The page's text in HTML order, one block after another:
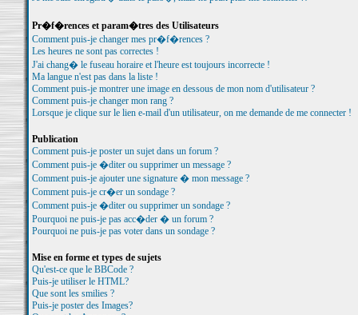
Pr�f�rences et param�tres des Utilisateurs
Comment puis-je changer mes pr�f�rences ?
Les heures ne sont pas correctes !
J'ai chang� le fuseau horaire et l'heure est toujours incorrecte !
Ma langue n'est pas dans la liste !
Comment puis-je montrer une image en dessous de mon nom d'utilisateur ?
Comment puis-je changer mon rang ?
Lorsque je clique sur le lien e-mail d'un utilisateur, on me demande de me connecter !
Publication
Comment puis-je poster un sujet dans un forum ?
Comment puis-je �diter ou supprimer un message ?
Comment puis-je ajouter une signature � mon message ?
Comment puis-je cr�er un sondage ?
Comment puis-je �diter ou supprimer un sondage ?
Pourquoi ne puis-je pas acc�der � un forum ?
Pourquoi ne puis-je pas voter dans un sondage ?
Mise en forme et types de sujets
Qu'est-ce que le BBCode ?
Puis-je utiliser le HTML?
Que sont les smilies ?
Puis-je poster des Images?